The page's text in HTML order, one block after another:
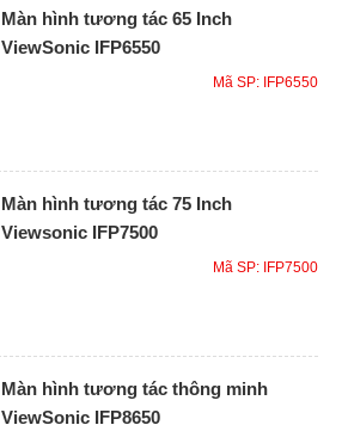
Màn hình tương tác 65 Inch
ViewSonic IFP6550
Mã SP: IFP6550
Màn hình tương tác 75 Inch
Viewsonic IFP7500
Mã SP: IFP7500
Màn hình tương tác thông minh
ViewSonic IFP8650